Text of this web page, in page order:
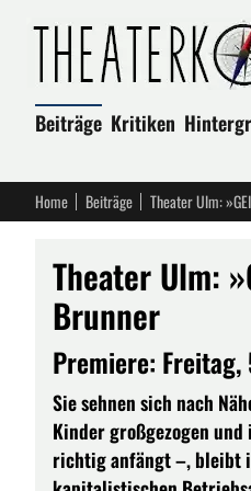
Beiträge Kritiken
Home Beiträge Theater Ulm:
Theater Ulm:
Brunner
Premiere:
Sie sehnen sich nach
Kinder großgezogen und
richtig anfängt –, bleibt